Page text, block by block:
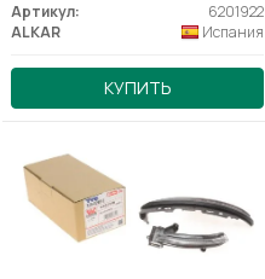
Артикул:
6201922
ALKAR
Испания
КУПИТЬ